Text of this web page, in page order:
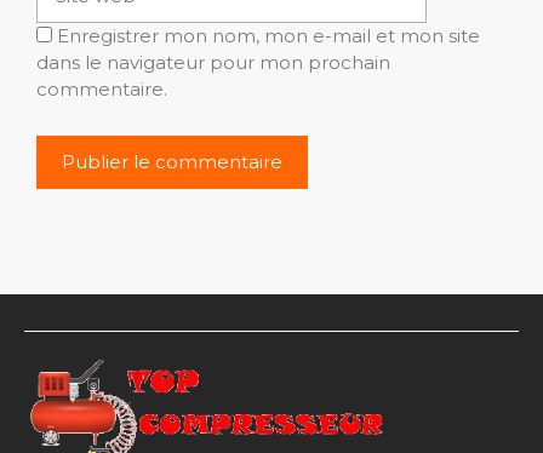
Enregistrer mon nom, mon e-mail et mon site
dans le navigateur pour mon prochain
commentaire.